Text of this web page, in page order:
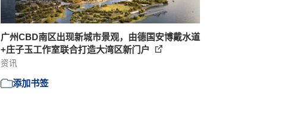
广州CBD南区出现新城市景观，由德国安博戴水道
+庄子玉工作室联合打造大湾区新门户
资讯
添加书签